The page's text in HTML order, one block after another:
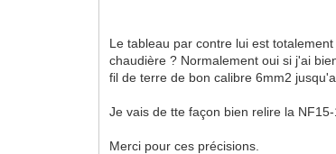
Le tableau par contre lui est
chaudière ? Normalement oui si j'ai
fil de terre de bon calibre 6mm2
Je vais de tte façon bien relire la
Merci pour ces précisions.